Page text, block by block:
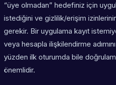
“üye olmadan” hedefiniz için
istediğini ve gizlilik/erişim
gerekir. Bir uygulama kayıt
veya hesapla ilişkilendirme
yüzden ilk oturumda bile
önemlidir.